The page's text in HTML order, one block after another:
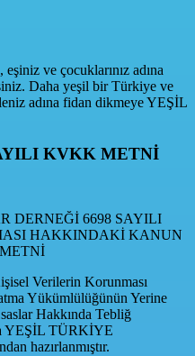
ve çocuklarınız adına
Daha yeşil bir Türkiye ve
adına fidan dikmeye YEŞİL
KVKK METNİ
DERNEĞİ 6698 SAYILI
HAKKINDAKİ KANUN
Verilerin Korunması
Yükümlülüğünün Yerine
Hakkında Tebliğ
YEŞİL TÜRKİYE
hazırlanmıştır.